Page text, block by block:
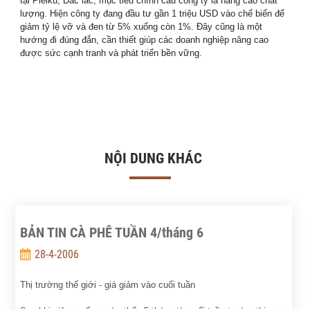
lượng. Hiện công ty đang đầu tư gần 1 triệu USD vào chế biến để
giảm tỷ lệ vỡ và đen từ 5% xuống còn 1%. Đây cũng là một
hướng đi đúng đắn, cần thiết giúp các doanh nghiệp nâng cao
được sức cạnh tranh và phát triển bền vững.
NỘI DUNG KHÁC
BẢN TIN CÀ PHÊ TUẦN 4/tháng 6
28-4-2006
Thị trường thế giới - giá giảm vào cuối tuần